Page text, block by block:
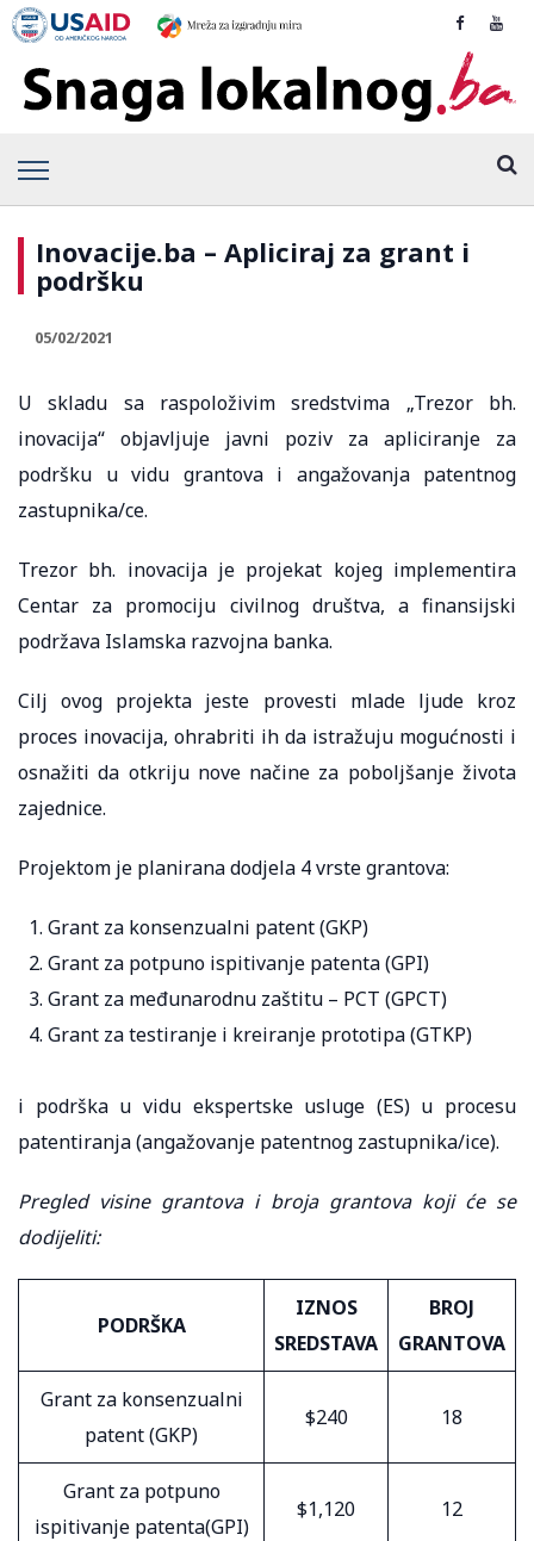
Inovacije.ba – Apliciraj za grant i
podršku
05/02/2021
U skladu sa raspoloživim sredstvima „Trezor bh.
inovacija“ objavljuje javni poziv za apliciranje za
podršku u vidu grantova i angažovanja patentnog
zastupnika/ce.
Trezor bh. inovacija je projekat kojeg implementira
Centar za promociju civilnog društva, a finansijski
podržava Islamska razvojna banka.
Cilj ovog projekta jeste provesti mlade ljude kroz
proces inovacija, ohrabriti ih da istražuju mogućnosti i
osnažiti da otkriju nove načine za poboljšanje života
zajednice.
Projektom je planirana dodjela 4 vrste grantova:
Grant za konsenzualni patent (GKP)
Grant za potpuno ispitivanje patenta (GPI)
Grant za međunarodnu zaštitu – PCT (GPCT)
Grant za testiranje i kreiranje prototipa (GTKP)
i podrška u vidu ekspertske usluge (ES) u procesu
patentiranja (angažovanje patentnog zastupnika/ice).
Pregled visine grantova i broja grantova koji će se
dodijeliti:
PODRŠKA
IZNOS
SREDSTAVA
BROJ
GRANTOVA
Grant za konsenzualni
patent (GKP)
$240 18
Grant za potpuno
ispitivanje patenta(GPI)
$1,120 12